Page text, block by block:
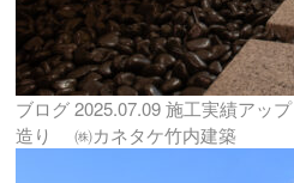
ブログ2025.07.09 施工実績アッ
造り ㈱カネタケ竹内建築